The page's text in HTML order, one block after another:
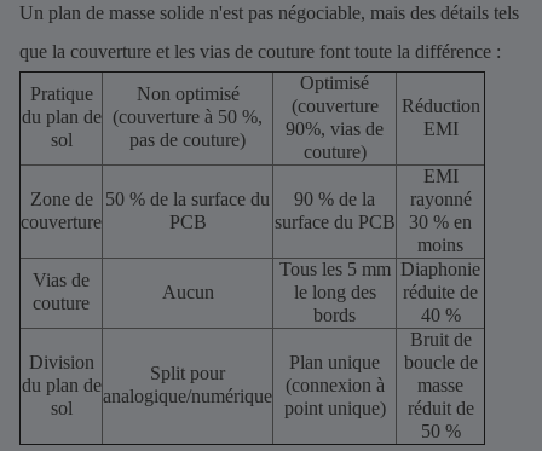
Un plan de masse solide n'est pas négociable, mais des détails tels
que la couverture et les vias de couture font toute la différence :
Pratique
du plan de
sol
Non optimisé
(couverture à 50 %,
pas de couture)
Optimisé
(couverture
90%, vias de
couture)
Réduction
EMI
Zone de
couverture
50 % de la surface du
PCB
90 % de la
surface du PCB
EMI
rayonné
30 % en
moins
Vias de
couture
Aucun
Tous les 5 mm
le long des
bords
Diaphonie
réduite de
40 %
Division
du plan de
sol
Split pour
analogique/numérique
Plan unique
(connexion à
point unique)
Bruit de
boucle de
masse
réduit de
50 %